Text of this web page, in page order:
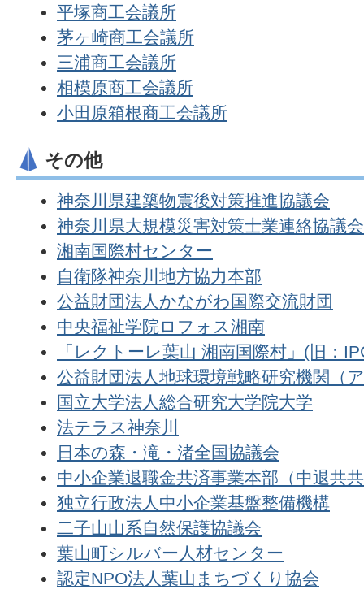
平塚商工会議所
茅ヶ崎商工会議所
三浦商工会議所
相模原商工会議所
小田原箱根商工会議所
その他
神奈川県建築物震後対策推進協議会
神奈川県大規模災害対策士業連絡協議会
湘南国際村センター
自衛隊神奈川地方協力本部
公益財団法人かながわ国際交流財団
中央福祉学院ロフォス湘南
「レクトーレ葉山 湘南国際村」(旧：
公益財団法人地球環境戦略研究機関（
国立大学法人総合研究大学院大学
法テラス神奈川
日本の森・滝・渚全国協議会
中小企業退職金共済事業本部（中退共
独立行政法人中小企業基盤整備機構
二子山山系自然保護協議会
葉山町シルバー人材センター
認定NPO法人葉山まちづくり協会